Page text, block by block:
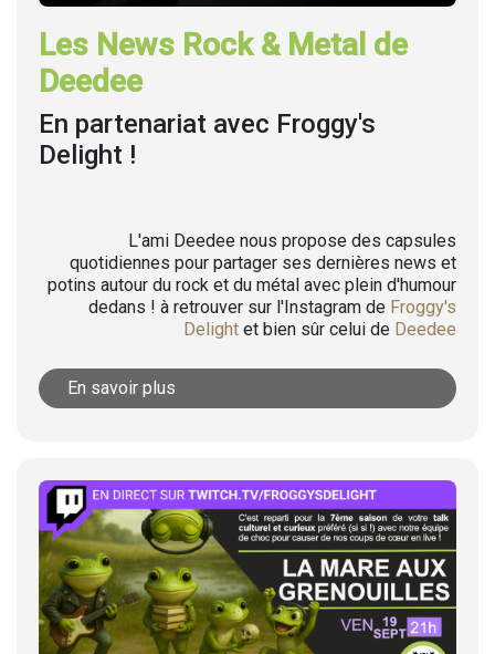
Les News Rock & Metal de
Deedee
En partenariat avec Froggy's
Delight !
L'ami Deedee nous propose des capsules
quotidiennes pour partager ses dernières news et
potins autour du rock et du métal avec plein d'humour
dedans ! à retrouver sur l'Instagram de Froggy's
Delight et bien sûr celui de Deedee
En savoir plus